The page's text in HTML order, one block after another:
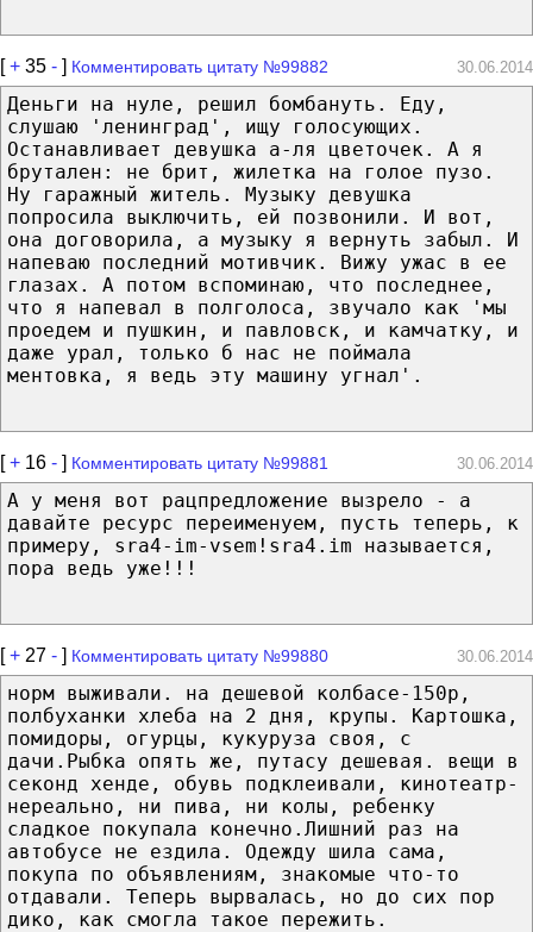
[+ 35 - ] Комментировать цитату №99882 30.06.2014
Деньги на нуле, решил бомбануть. Еду,
слушаю 'ленинград', ищу голосующих.
Останавливает девушка а-ля цветочек. А я
брутален: не брит, жилетка на голое пузо.
Ну гаражный житель. Музыку девушка
попросила выключить, ей позвонили. И вот,
она договорила, а музыку я вернуть забыл. И
напеваю последний мотивчик. Вижу ужас в ее
глазах. А потом вспоминаю, что последнее,
что я напевал в полголоса, звучало как 'мы
проедем и пушкин, и павловск, и камчатку, и
даже урал, только б нас не поймала
ментовка, я ведь эту машину угнал'.
[+ 16 - ] Комментировать цитату №99881 30.06.2014
А у меня вот рацпредложение вызрело - а
давайте ресурс переименуем, пусть теперь, к
примеру, sra4-im-vsem!sra4.im называется,
пора ведь уже!!!
[+ 27 - ] Комментировать цитату №99880 30.06.2014
норм выживали. на дешевой колбасе-150р,
полбуханки хлеба на 2 дня, крупы. Картошка,
помидоры, огурцы, кукуруза своя, с
дачи.Рыбка опять же, путасу дешевая. вещи в
секонд хенде, обувь подклеивали, кинотеатр-
нереально, ни пива, ни колы, ребенку
сладкое покупала конечно.Лишний раз на
автобусе не ездила. Одежду шила сама,
покупа по объявлениям, знакомые что-то
отдавали. Теперь вырвалась, но до сих пор
дико, как смогла такое пережить.